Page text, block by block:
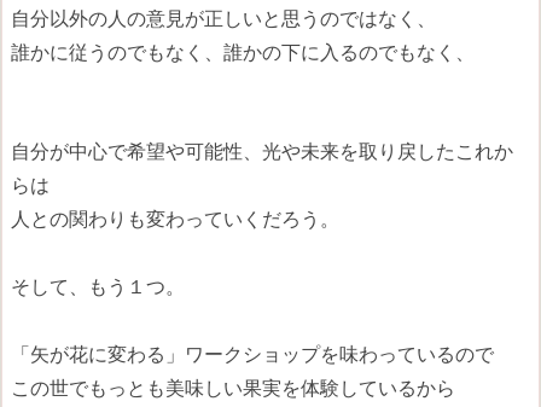
自分以外の人の意見が正しいと思うのではなく、
誰かに従うのでもなく、誰かの下に入るのでもなく、
自分が中心で希望や可能性、光や未来を取り戻したこれか
らは
人との関わりも変わっていくだろう。
そして、もう１つ。
「矢が花に変わる」ワークショップを味わっているので
この世でもっとも美味しい果実を体験しているから